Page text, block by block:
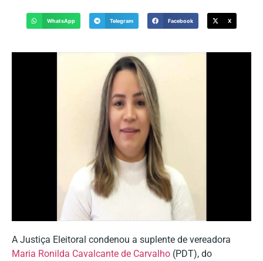
WhatsApp Telegram Facebook X
A Justiça Eleitoral condenou a suplente de vereadora
Maria Ronilda Cavalcante de Carvalho (PDT), do